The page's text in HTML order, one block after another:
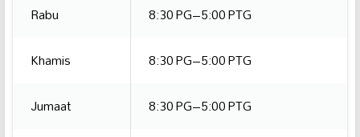
Rabu
8:30 PG–5:00 PTG
Khamis
8:30 PG–5:00 PTG
Jumaat
8:30 PG–5:00 PTG